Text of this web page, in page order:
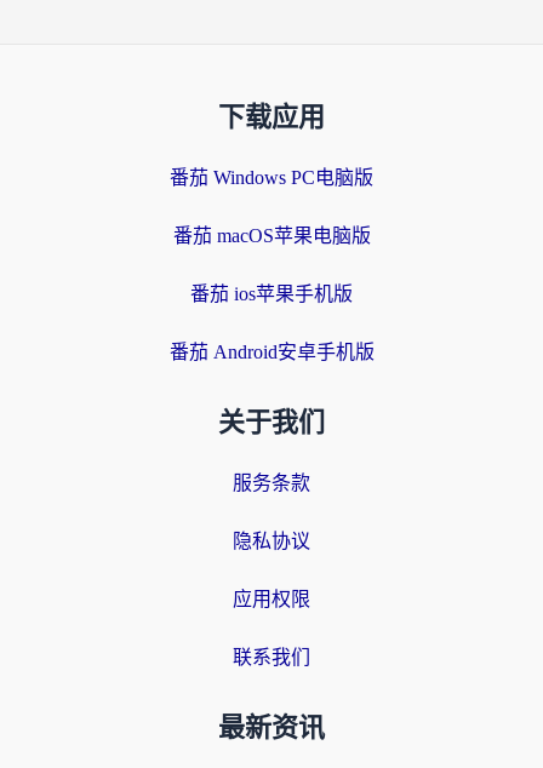
下载应用
番茄 Windows PC电脑版
番茄 macOS苹果电脑版
番茄 ios苹果手机版
番茄 Android安卓手机版
关于我们
服务条款
隐私协议
应用权限
联系我们
最新资讯